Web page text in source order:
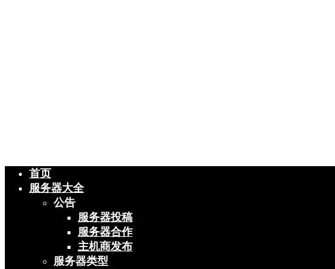
首页
服务器大全
公告
服务器投稿
服务器合作
主机商发布
服务器类型